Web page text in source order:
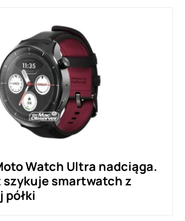
Watch Ultra nadciąga.
smartwatch z
półki